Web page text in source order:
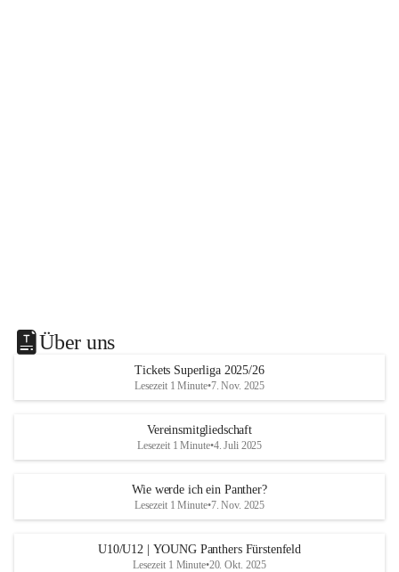
Über uns
Tickets Superliga 2025/26
Lesezeit 1 Minute•7. Nov. 2025
Vereinsmitgliedschaft
Lesezeit 1 Minute•4. Juli 2025
Wie werde ich ein Panther?
Lesezeit 1 Minute•7. Nov. 2025
U10/U12 | YOUNG Panthers Fürstenfeld
Lesezeit 1 Minute•20. Okt. 2025